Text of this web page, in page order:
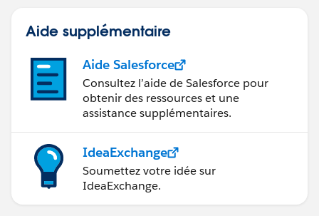
Aide supplémentaire
Aide Salesforce
Consultez l’aide de Salesforce pour
obtenir des ressources et une
assistance supplémentaires.
IdeaExchange
Soumettez votre idée sur
IdeaExchange.